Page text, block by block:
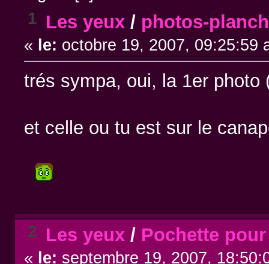
1 Les yeux/ photos-
« le: octobre 19, 2007, 09:25:59
trés sympa, oui, la 1er photo
et celle ou tu est sur le
2 Les yeux/ Pochette pour
« le: septembre 19, 2007,